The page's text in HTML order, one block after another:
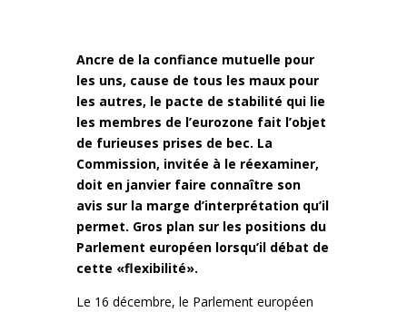
Ancre de la confiance mutuelle pour
les uns, cause de tous les maux pour
les autres, le pacte de stabilité qui lie
les membres de l’eurozone fait l’objet
de furieuses prises de bec. La
Commission, invitée à le réexaminer,
doit en janvier faire connaître son
avis sur la marge d’interprétation qu’il
permet. Gros plan sur les positions du
Parlement européen lorsqu’il débat de
cette «flexibilité».
Le 16 décembre, le Parlement européen